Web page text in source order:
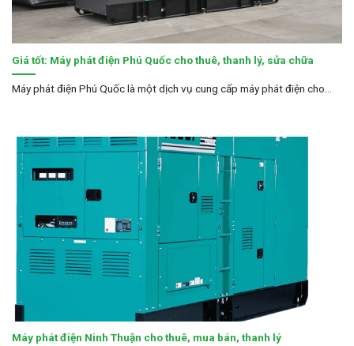
Giá tốt: Máy phát điện Phú Quốc cho thuê, thanh lý, sửa chữa
Máy phát điện Phú Quốc là một dịch vụ cung cấp máy phát điện cho...
Máy phát điện Ninh Thuận cho thuê, mua bán, thanh lý